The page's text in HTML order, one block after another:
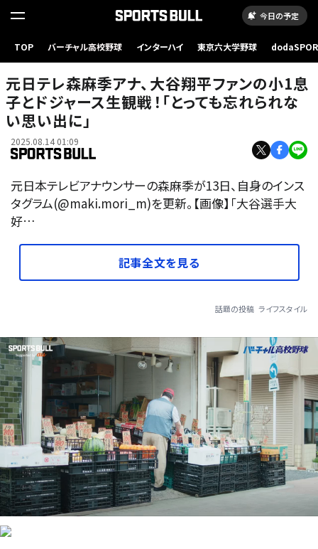
今日の予定
TOP バーチャル高校野球 インターハイ 東京六大学野球
元日テレ森麻季アナ、大谷翔平ファンの小1息
子とドジャース生観戦！「とっても忘れられな
い思い出に」
2025.08.14 01:09
元日本テレビアナウンサーの森麻季が13日、自身のインス
タグラム(@maki.mori_m)を更新。【画像】「大谷選手大
好…
記事全文を見る
話題の投稿 ライフスタイル